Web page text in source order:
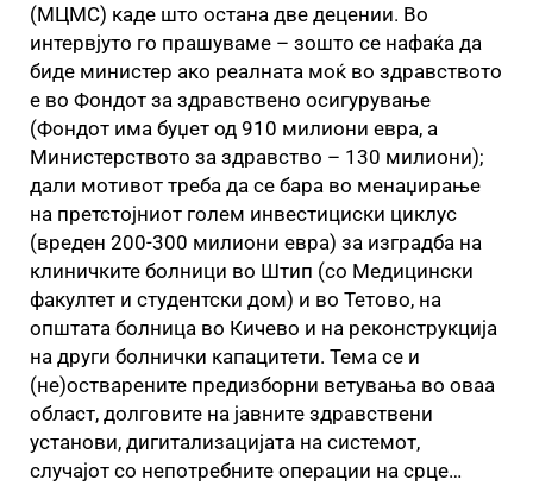
(МЦМС) каде што остана две децении. Во
интервјуто го прашуваме – зошто се нафаќа да
биде министер ако реалната моќ во здравството
е во Фондот за здравствено осигурување
(Фондот има буџет од 910 милиони евра, а
Министерството за здравство – 130 милиони);
дали мотивот треба да се бара во менаџирање
на претстојниот голем инвестициски циклус
(вреден 200-300 милиони евра) за изградба на
клиничките болници во Штип (со Медицински
факултет и студентски дом) и во Тетово, на
општата болница во Кичево и на реконструкција
на други болнички капацитети. Тема се и
(не)остварените предизборни ветувања во оваа
област, долговите на јавните здравствени
установи, дигитализацијата на системот,
случајот со непотребните операции на срце…